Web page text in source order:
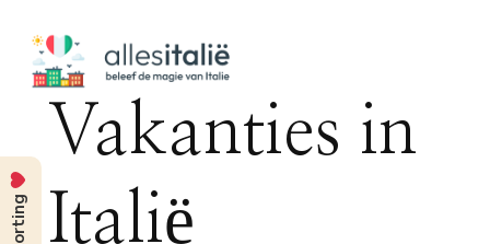
Vakanties in
Italië